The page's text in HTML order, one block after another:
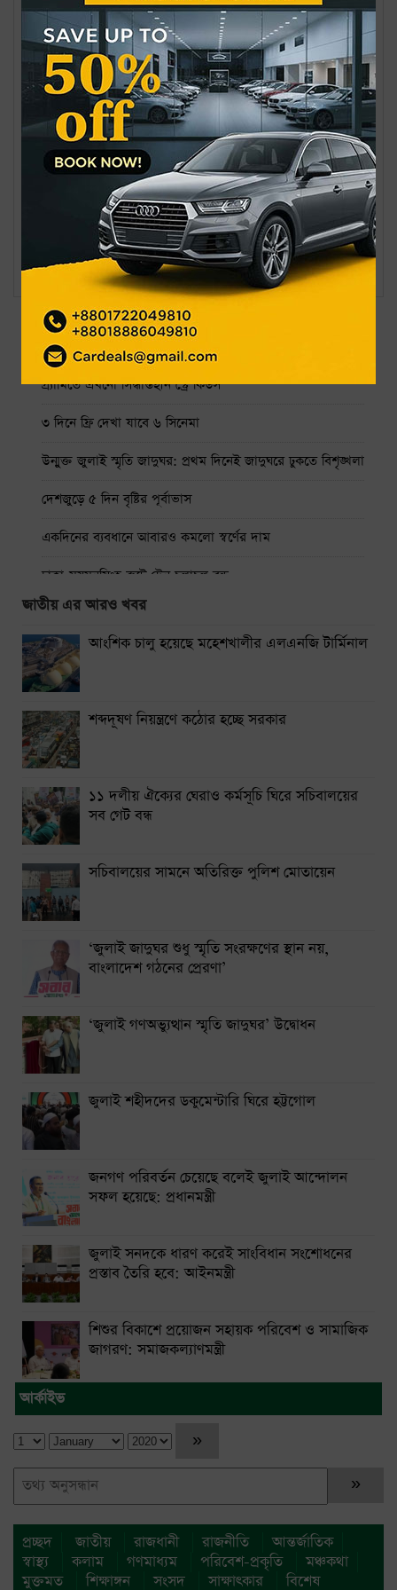
পাঁচ দিনব্যাপী এই প্রদর্শনী শেষ হবে আগামী ১৬ জুলাই, মঙ্গলবার।
শনিবার থেকে প্রতিদিন এই প্রদর্শনী দর্শনার্থীদের জন্য উন্মুক্ত থাকবে
বেলা ১১টা থেকে রাত ৮টা পর্যন্ত।
চিত্র প্রদর্শনী/এলিস
বিষয়: #ক্রীড়া সাংবাদিক সাদী'র একক চিত্র প্রদর্শনী
তরুণ চিত্রকর সাদী’র একক চিত্র প্রদর্শনীর উদ্বোধন আজ
সহিংসতার সাংবাদিক হত্যা-নির্যাতনের ঘটনায় বিএফইউজের তদন্ত কমিটি
সর্বশেষ
গ্র্যামিতে এখনো সিদ্ধান্তহীন স্ট্রে কিডস
৩ দিনে ফ্রি দেখা যাবে ৬ সিনেমা
উন্মুক্ত জুলাই স্মৃতি জাদুঘর: প্রথম দিনেই জাদুঘরে ঢুকতে বিশৃঙ্খলা
দেশজুড়ে ৫ দিন বৃষ্টির পূর্বাভাস
একদিনের ব্যবধানে আবারও কমলো স্বর্ণের দাম
ঢাকা-ময়মনসিংহ রুটে ট্রেন চলাচল বন্ধ
থাইল্যান্ডে স্কুলে শিক্ষার্থীর বন্দুক হামলায় নিহত ৭
নারায়ণগঞ্জে গ্যাস লিকেজ থেকে অগ্নিকাণ্ডে একই পরিবারের দগ্ধ ৩
সিলেটে দুই বাসের সংঘর্ষে নিহত ৯
শেয়ার কেলেঙ্কারির মামলা সাকিবসহ ১৫ জনের বিরুদ্ধে চার্জশিট
শিগগির দেবে দুদক
জাতীয় এর আরও খবর
আংশিক চালু হয়েছে মহেশখালীর এলএনজি টার্মিনাল
শব্দদূষণ নিয়ন্ত্রণে কঠোর হচ্ছে সরকার
১১ দলীয় ঐক্যের ঘেরাও কর্মসূচি ঘিরে সচিবালয়ের
সব গেট বন্ধ
সচিবালয়ের সামনে অতিরিক্ত পুলিশ মোতায়েন
‘জুলাই জাদুঘর শুধু স্মৃতি সংরক্ষণের স্থান নয়,
বাংলাদেশ গঠনের প্রেরণা’
‘জুলাই গণঅভ্যুত্থান স্মৃতি জাদুঘর’ উদ্বোধন
জুলাই শহীদদের ডকুমেন্টারি ঘিরে হট্টগোল
জনগণ পরিবর্তন চেয়েছে বলেই জুলাই আন্দোলন
সফল হয়েছে: প্রধানমন্ত্রী
জুলাই সনদকে ধারণ করেই সাংবিধান সংশোধনের
প্রস্তাব তৈরি হবে: আইনমন্ত্রী
শিশুর বিকাশে প্রয়োজন সহায়ক পরিবেশ ও সামাজিক
জাগরণ: সমাজকল্যাণমন্ত্রী
আর্কাইভ
প্রচ্ছদ জাতীয় রাজধানী রাজনীতি
আন্তর্জাতিক
স্বাস্থ্য
কলাম গণমাধ্যম পরিবেশ-প্রকৃতি
মঞ্চকথা
মুক্তমত
শিক্ষাঙ্গন সংসদ সাক্ষাৎকার বিশেষ